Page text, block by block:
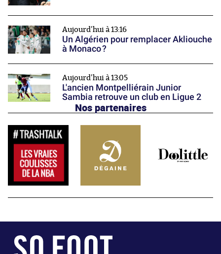
Aujourd'hui à 13:16
Un Algérien pour remplacer Akliouche
à Monaco ?
Aujourd'hui à 13:05
L'ancien Montpelliérain Junior
Sambia retrouve un club en Ligue 2
Nos partenaires